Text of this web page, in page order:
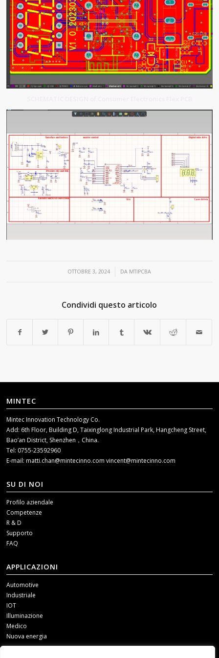
OTTOBRE 3, 2024
/ DA MTIPCBA
Condividi questo articolo
MINTEC
Mintec Innovation Technology Co.
Add: 6th Floor, Building D, Taixinglong Industrial Park, Hangcheng Street,
Bao’an District, Shenzhen，China.
Tel: 0755-23592960
E-mail:matti.chan@mintecinno.comvincent@mintecinno.com
SU DI NOI
Profilo aziendale
Competenze
R & D
Supporto
FAQ
APPLICAZIONI
Automotive
Industriale
IOT
Illuminazione
Medico
Nuova energia